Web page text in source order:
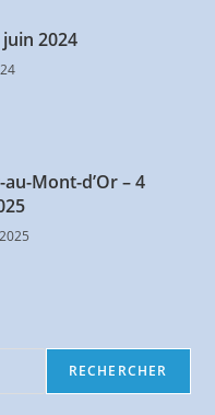
juin 2024
au-Mont-d’Or – 4
RECHERCHER